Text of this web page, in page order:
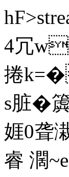
hF
4冗w
捲
s脏
娾0聋
睿 濶